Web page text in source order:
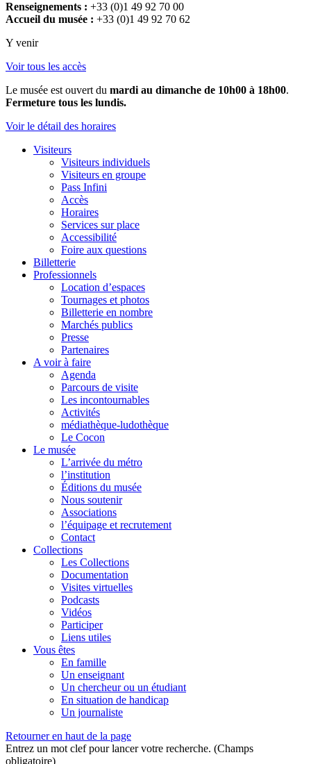
Renseignements : +33 (0)1 49 92 70 00
Accueil du musée : +33 (0)1 49 92 70 62
Y venir
Voir tous les accès
Le musée est ouvert du mardi au dimanche de 10h00 à 18h00.
Fermeture tous les lundis.
Voir le détail des horaires
Visiteurs
Visiteurs individuels
Visiteurs en groupe
Pass Infini
Accès
Horaires
Services sur place
Accessibilité
Foire aux questions
Billetterie
Professionnels
Location d’espaces
Tournages et photos
Billetterie en nombre
Marchés publics
Presse
Partenaires
A voir à faire
Agenda
Parcours de visite
Les incontournables
Activités
médiathèque-ludothèque
Le Cocon
Le musée
L’arrivée du métro
l’institution
Éditions du musée
Nous soutenir
Associations
l’équipage et recrutement
Contact
Collections
Les Collections
Documentation
Visites virtuelles
Podcasts
Vidéos
Participer
Liens utiles
Vous êtes
En famille
Un enseignant
Un chercheur ou un étudiant
En situation de handicap
Un journaliste
Retourner en haut de la page
Entrez un mot clef pour lancer votre recherche. (Champs
obligatoire)